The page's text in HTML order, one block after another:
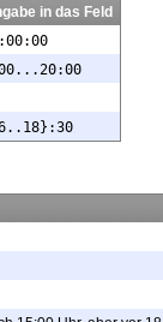
in das Feld